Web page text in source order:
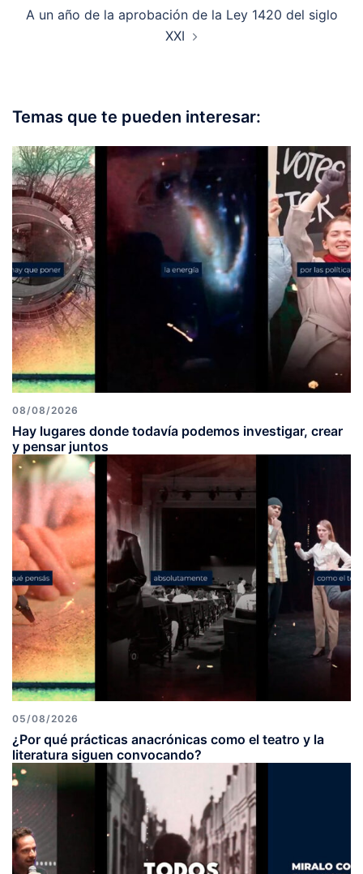
A un año de la aprobación de la Ley 1420 del siglo
XXI
Temas que te pueden interesar:
08/08/2026
Hay lugares donde todavía podemos investigar, crear
y pensar juntos
05/08/2026
¿Por qué prácticas anacrónicas como el teatro y la
literatura siguen convocando?